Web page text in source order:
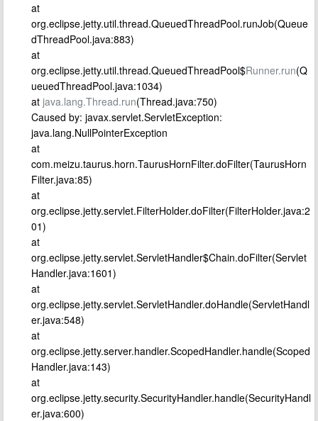
at
org.eclipse.jetty.util.thread.QueuedThreadPool.runJob(Queue
dThreadPool.java:883)
at
org.eclipse.jetty.util.thread.QueuedThreadPool$Runner.run(Q
ueuedThreadPool.java:1034)
at java.lang.Thread.run(Thread.java:750)
Caused by: javax.servlet.ServletException:
java.lang.NullPointerException
at
com.meizu.taurus.horn.TaurusHornFilter.doFilter(TaurusHorn
Filter.java:85)
at
org.eclipse.jetty.servlet.FilterHolder.doFilter(FilterHolder.java:2
01)
at
org.eclipse.jetty.servlet.ServletHandler$Chain.doFilter(Servlet
Handler.java:1601)
at
org.eclipse.jetty.servlet.ServletHandler.doHandle(ServletHandl
er.java:548)
at
org.eclipse.jetty.server.handler.ScopedHandler.handle(Scoped
Handler.java:143)
at
org.eclipse.jetty.security.SecurityHandler.handle(SecurityHandl
er.java:600)